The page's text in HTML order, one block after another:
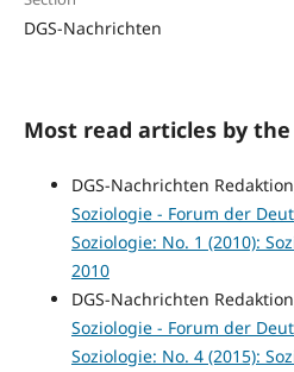
DGS-Nachrichten
Most read articles by
DGS-Nachrichten
Soziologie - Forum der
Soziologie: No. 1 (2010):
2010
DGS-Nachrichten
Soziologie - Forum der
Soziologie: No. 4 (2015):